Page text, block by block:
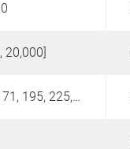
20,000]
40 [60, 81, 111, 141, 171, 195, 225, 255, 285, 320, 400]